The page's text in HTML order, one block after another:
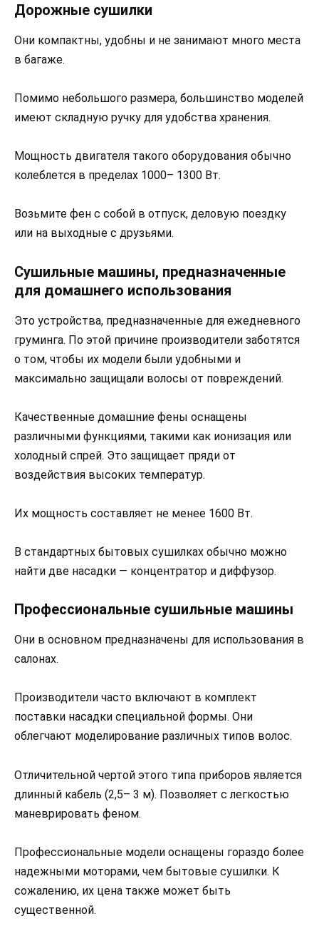
Дорожные сушилки
Они компактны, удобны и не занимают много места
в багаже.
Помимо небольшого размера, большинство моделей
имеют складную ручку для удобства хранения.
Мощность двигателя такого оборудования обычно
колеблется в пределах 1000– 1300 Вт.
Возьмите фен с собой в отпуск, деловую поездку
или на выходные с друзьями.
Сушильные машины, предназначенные
для домашнего использования
Это устройства, предназначенные для ежедневного
груминга. По этой причине производители заботятся
о том, чтобы их модели были удобными и
максимально защищали волосы от повреждений.
Качественные домашние фены оснащены
различными функциями, такими как ионизация или
холодный спрей. Это защищает пряди от
воздействия высоких температур.
Их мощность составляет не менее 1600 Вт.
В стандартных бытовых сушилках обычно можно
найти две насадки — концентратор и диффузор.
Профессиональные сушильные машины
Они в основном предназначены для использования в
салонах.
Производители часто включают в комплект
поставки насадки специальной формы. Они
облегчают моделирование различных типов волос.
Отличительной чертой этого типа приборов является
длинный кабель (2,5– 3 м). Позволяет с легкостью
маневрировать феном.
Профессиональные модели оснащены гораздо более
надежными моторами, чем бытовые сушилки. К
сожалению, их цена также может быть
существенной.